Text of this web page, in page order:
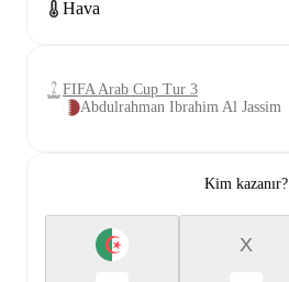
Hava
FIFA Arab Cup Tur 3
Abdulrahman Ibrahim Al Jassim
Kim kazanır?
X